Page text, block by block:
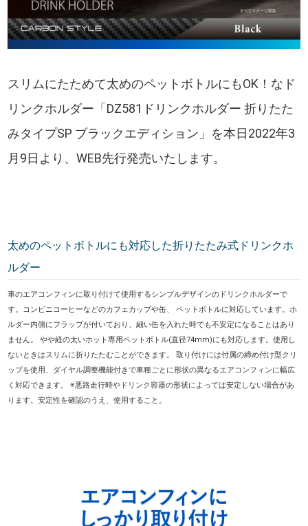
スリムにたためて太めのペットボトルにもOK！なド
リンクホルダー「DZ581ドリンクホルダー 折りたた
みタイプSP ブラックエディション」を本日2022年3
月9日より、WEB先行発売いたします。
太めのペットボトルにも対応した折りたたみ式ドリンクホ
ルダー
車のエアコンフィンに取り付けて使用するシンプルデザインのドリンクホルダーで
す。コンビニコーヒーなどのカフェカップや缶、 ペットボトルに対応しています。ホ
ルダー内側にフラップが付いており、細い缶を入れた時でも不安定になることはあり
ません。 やや経の太いホット専用ペットボトル(直径74mm)にも対応します。使用し
ないときはスリムに折りたたむことができます。 取り付けには付属の締め付け型クリ
ップを使用、ダイヤル調整機能付きで車種ごとに形状の異なるエアコンフィンに幅広
く対応できます。 ※悪路走行時やドリンク容器の形状によっては安定しない場合があ
ります。安定性を確認のうえ、使用すること。